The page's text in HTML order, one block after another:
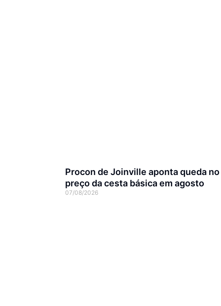
Procon de Joinville aponta queda no
preço da cesta básica em agosto
07/08/2026